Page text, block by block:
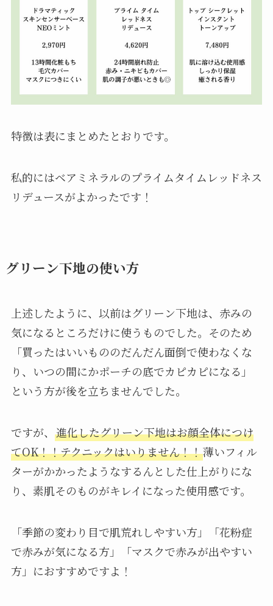
特徴は表にまとめたとおりです。
私的にはベアミネラルのプライムタイムレッドネス
リデュースがよかったです！
グリーン下地の使い方
上述したように、以前はグリーン下地は、赤みの
気になるところだけに使うものでした。そのため
「買ったはいいもののだんだん面倒で使わなくな
り、いつの間にかポーチの底でカピカピになる」
という方が後を立ちませんでした。
ですが、 進化したグリーン下地はお顔全体につけ
てOK！！テクニックはいりません！！薄いフィル
ターがかかったようなするんとした仕上がりにな
り、素肌そのものがキレイになった使用感です。
「季節の変わり目で肌荒れしやすい方」「花粉症
で赤みが気になる方」「マスクで赤みが出やすい
方」におすすめですよ！